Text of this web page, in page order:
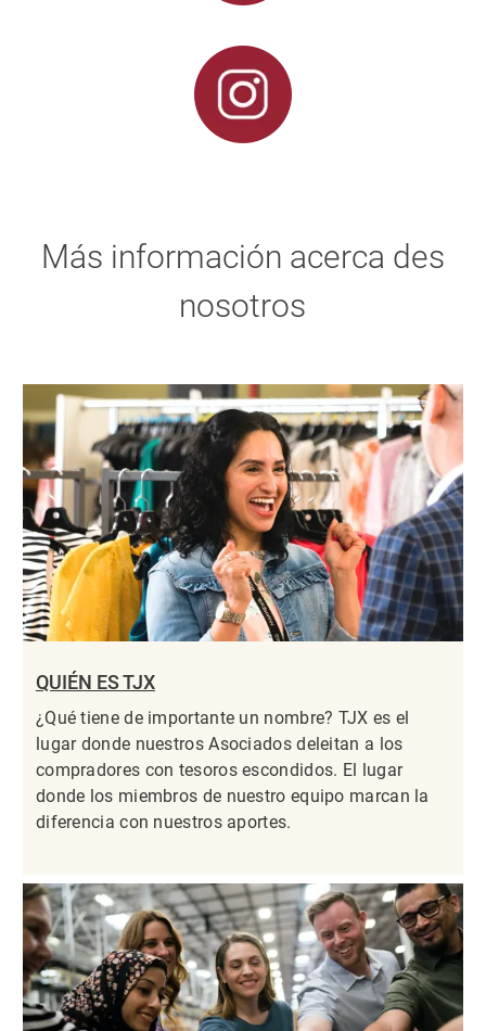
Más información acerca des
nosotros
QUIÉN ES TJX
¿Qué tiene de importante un nombre? TJX es el
lugar donde nuestros Asociados deleitan a los
compradores con tesoros escondidos. El lugar
donde los miembros de nuestro equipo marcan la
diferencia con nuestros aportes.